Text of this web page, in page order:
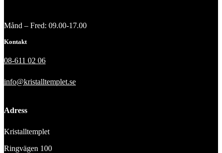
Månd – Fred: 09.00-17.00
Kontakt
08-611 02 06
info@kristalltemplet.se
Adress
Kristalltemplet
Ringvägen 100